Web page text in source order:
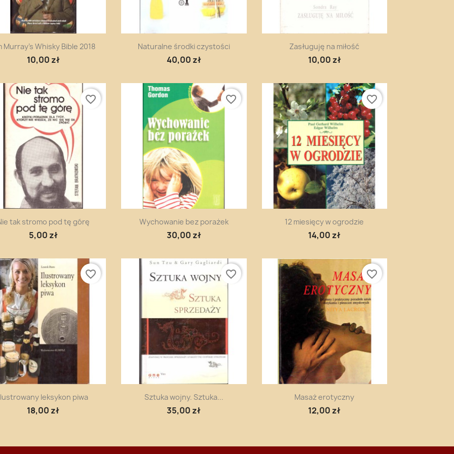
Szybki podgląd
Murray's Whisky Bible 2018
10,00 zł
Szybki podgląd
Naturalne środki czystości
40,00 zł
Szybki podgląd
Zasługuję na miłość
10,00 zł
Szybki podgląd
tak stromo pod tę górę
5,00 zł
favorite_border
Szybki podgląd
Wychowanie bez porażek
30,00 zł
favorite_border
Szybki podgląd
12 miesięcy w ogrodzie
14,00 zł
favorite_border
Szybki podgląd
leksykon piwa
18,00 zł
favorite_border
Szybki podgląd
Sztuka wojny. Sztuka...
35,00 zł
favorite_border
Szybki podgląd
Masaż erotyczny
12,00 zł
favorite_border